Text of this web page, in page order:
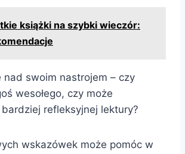
książki na szybki wieczór:
nad swoim nastrojem – czy
wesołego, czy może
refleksyjnej lektury?
wskazówek może pomóc w